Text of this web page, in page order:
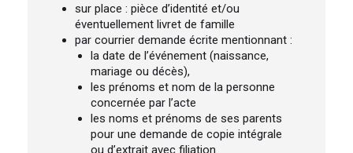
sur place : pièce d’identité et/ou
éventuellement livret de famille
par courrier demande écrite mentionnant :
la date de l’événement (naissance,
mariage ou décès),
les prénoms et nom de la personne
concernée par l’acte
les noms et prénoms de ses parents
pour une demande de copie intégrale
ou d’extrait avec filiation